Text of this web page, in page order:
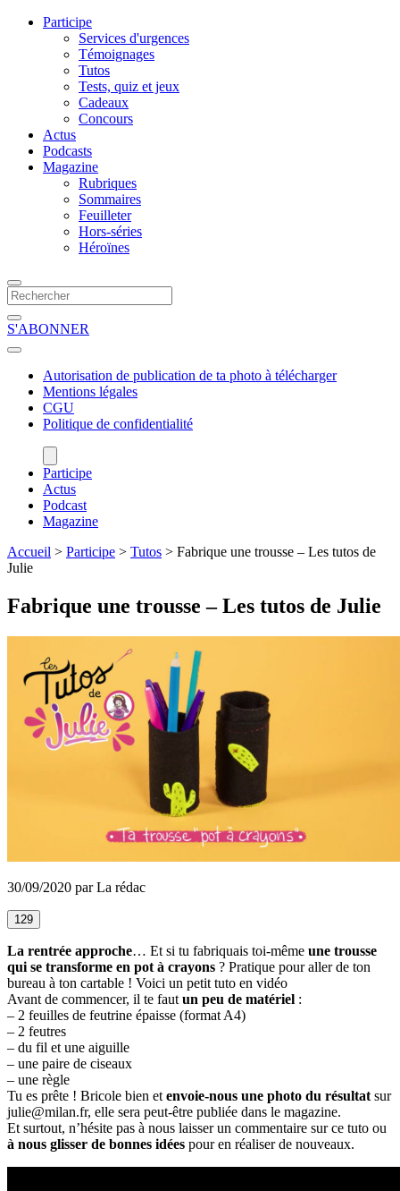
Participe
Services d'urgences
Témoignages
Tutos
Tests, quiz et jeux
Cadeaux
Concours
Actus
Podcasts
Magazine
Rubriques
Sommaires
Feuilleter
Hors-séries
Héroïnes
S'ABONNER
Autorisation de publication de ta photo à télécharger
Mentions légales
CGU
Politique de confidentialité
Participe
Actus
Podcast
Magazine
Accueil > Participe > Tutos > Fabrique une trousse – Les tutos de
Julie
Fabrique une trousse – Les tutos de Julie
30/09/2020 par La rédac
129
La rentrée approche… Et si tu fabriquais toi-même une trousse
qui se transforme en pot à crayons ? Pratique pour aller de ton
bureau à ton cartable ! Voici un petit tuto en vidéo
Avant de commencer, il te faut un peu de matériel :
– 2 feuilles de feutrine épaisse (format A4)
– 2 feutres
– du fil et une aiguille
– une paire de ciseaux
– une règle
Tu es prête ! Bricole bien et envoie-nous une photo du résultat sur
julie@milan.fr, elle sera peut-être publiée dans le magazine.
Et surtout, n’hésite pas à nous laisser un commentaire sur ce tuto ou
à nous glisser de bonnes idées pour en réaliser de nouveaux.